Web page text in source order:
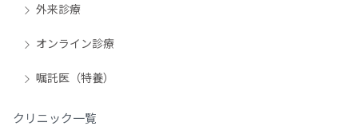
外来診療
オンライン診療
嘱託医（特養）
クリニック一覧